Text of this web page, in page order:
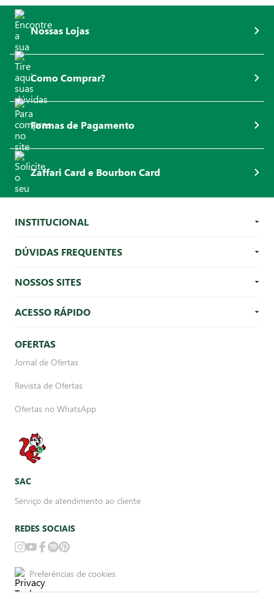
Nossas Lojas
Como Comprar?
Formas de Pagamento
Zaffari Card e Bourbon Card
INSTITUCIONAL
DÚVIDAS FREQUENTES
NOSSOS SITES
ACESSO RÁPIDO
OFERTAS
Jornal de Ofertas
Revista de Ofertas
Ofertas no WhatsApp
SAC
Serviço de atendimento ao cliente
REDES SOCIAIS
Preferências de cookies